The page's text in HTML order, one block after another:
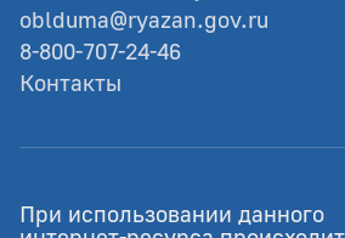
oblduma@ryazan.gov.ru
8-800-707-24-46
Контакты
© Рязанская областная Дума
Разработка - GIANIT.ru
При использовании данного